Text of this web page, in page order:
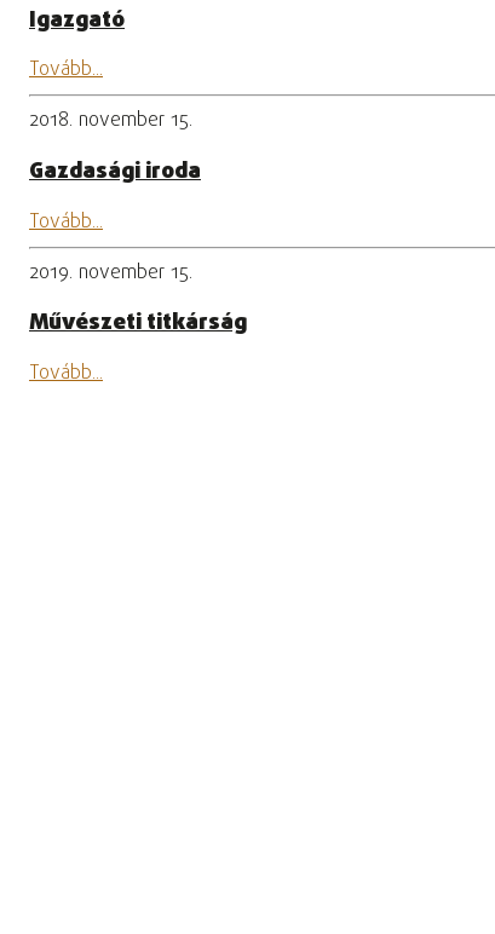
Igazgató
Tovább...
2018. november 15.
Gazdasági iroda
Tovább...
2019. november 15.
Művészeti titkárság
Tovább...